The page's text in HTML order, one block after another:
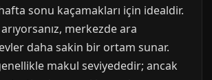
sonu kaçamakları için idealdir.
merkezde ara
daha sakin bir ortam sunar.
makul seviyededir; ancak